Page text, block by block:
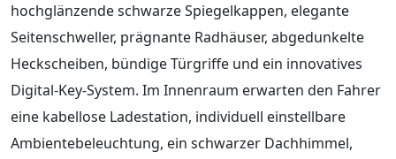
hochglänzende schwarze Spiegelkappen, elegante
Seitenschweller, prägnante Radhäuser, abgedunkelte
Heckscheiben, bündige Türgriffe und ein innovatives
Digital-Key-System. Im Innenraum erwarten den Fahrer
eine kabellose Ladestation, individuell einstellbare
Ambientebeleuchtung, ein schwarzer Dachhimmel,